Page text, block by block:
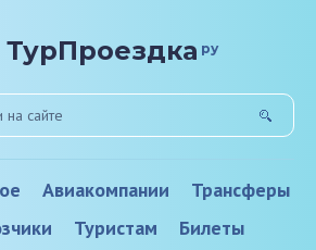
ТурПроездка ру
Авиакомпании
Трансферы
Туристам Билеты